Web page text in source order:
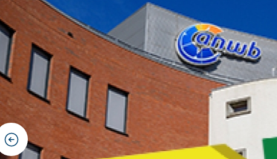
previous